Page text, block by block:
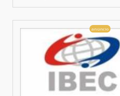
anúncio